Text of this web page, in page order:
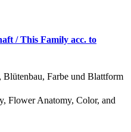
/ This Family acc. to
Farbe und Blattform
Flower Anatomy, Color, and